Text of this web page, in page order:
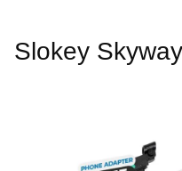
Slokey